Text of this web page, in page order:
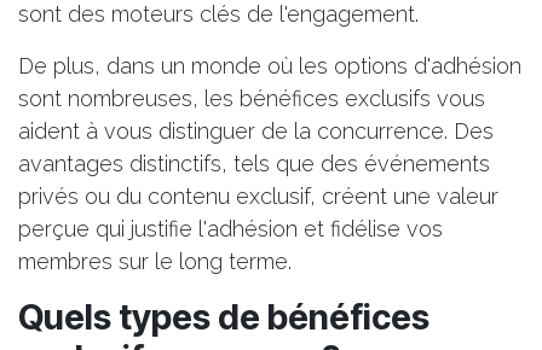
sont des moteurs clés de l'engagement.
De plus, dans un monde où les options d'adhésion
sont nombreuses, les bénéfices exclusifs vous
aident à vous distinguer de la concurrence. Des
avantages distinctifs, tels que des événements
privés ou du contenu exclusif, créent une valeur
perçue qui justifie l'adhésion et fidélise vos
membres sur le long terme.
Quels types de bénéfices